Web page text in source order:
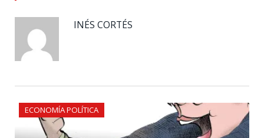
INÉS CORTÉS
ECONOMÍA POLÍTICA